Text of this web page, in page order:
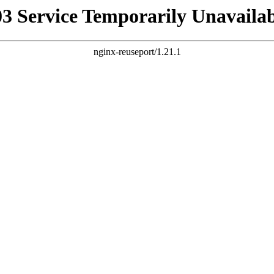
Service Temporarily
nginx-reuseport/1.21.1